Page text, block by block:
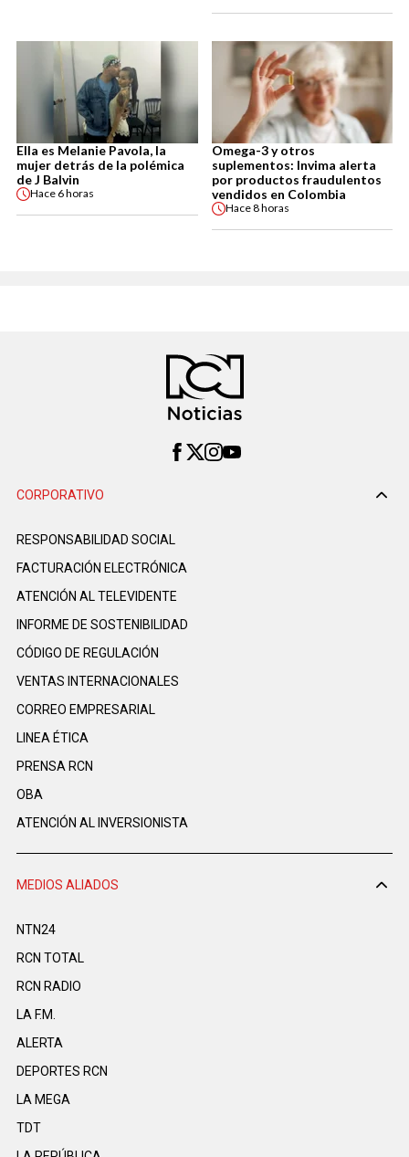
Ella es Melanie Pavola, la
mujer detrás de la polémica
de J Balvin
Hace 6 horas
Omega-3 y otros
suplementos: Invima alerta
por productos fraudulentos
vendidos en Colombia
Hace8 horas
CORPORATIVO
RESPONSABILIDAD SOCIAL
FACTURACIÓN ELECTRÓNICA
ATENCIÓN AL TELEVIDENTE
INFORME DE SOSTENIBILIDAD
CÓDIGO DE REGULACIÓN
VENTAS INTERNACIONALES
CORREO EMPRESARIAL
LINEA ÉTICA
PRENSA RCN
OBA
ATENCIÓN AL INVERSIONISTA
MEDIOS ALIADOS
NTN24
RCN TOTAL
RCN RADIO
LA F.M.
ALERTA
DEPORTES RCN
LA MEGA
TDT